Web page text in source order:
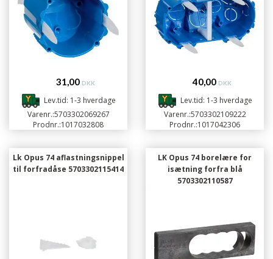
31,00 DKK
Lev.tid: 1-3 hverdage
Varenr.:5703302069267
Prodnr.:1017032808
40,00 DKK
Lev.tid: 1-3 hverdage
Varenr.:5703302109222
Prodnr.:1017042306
Lk Opus 74 aflastningsnippel
til forfradåse 5703302115414
LK Opus 74 borelære for
isætning forfra blå
5703302110587